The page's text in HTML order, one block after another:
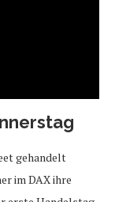
gehandelt
im DAX ihre